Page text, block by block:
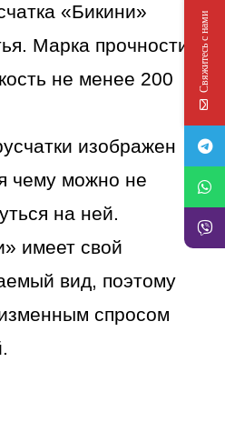
«Бикини»
Марка прочности
не менее 200
изображен
чему можно не
на ней.
имеет свой
вид, поэтому
спросом
Свяжитесь с нами